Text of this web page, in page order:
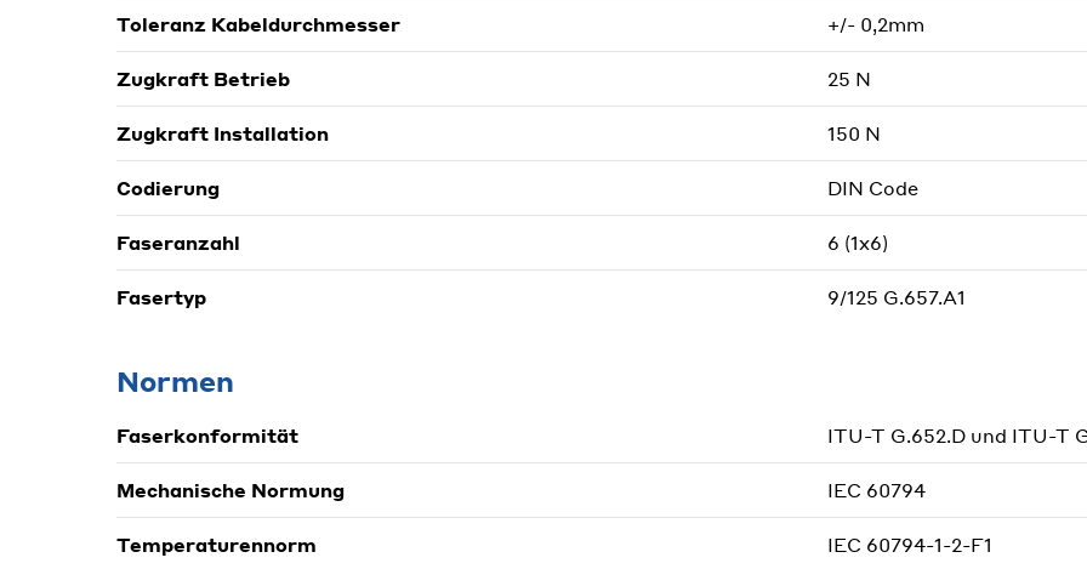
Toleranz Kabeldurchmesser +/- 0,2mm
Zugkraft Betrieb 25 N
Zugkraft Installation 150 N
Codierung DIN Code
Faseranzahl 6 (1x6)
Fasertyp 9/125 G.657.A1
Normen
Faserkonformität ITU-T G.652.D und ITU-T
Mechanische Normung IEC 60794
Temperaturennorm IEC 60794-1-2-F1